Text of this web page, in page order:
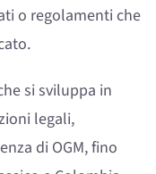
o regolamenti che
si sviluppa in
legali,
di OGM, fino